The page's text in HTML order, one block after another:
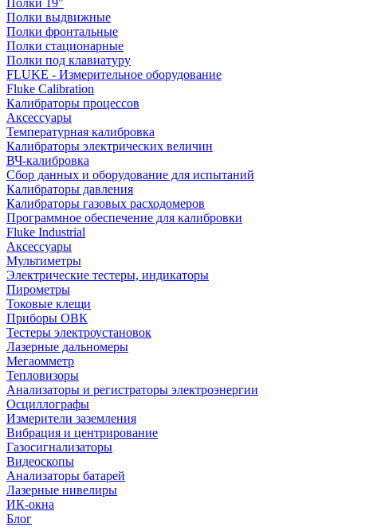
Полки 19"
Полки выдвижные
Полки фронтальные
Полки стационарные
Полки под клавиатуру
FLUKE - Измерительное оборудование
Fluke Calibration
Калибраторы процессов
Аксессуары
Температурная калибровка
Калибраторы электрических величин
ВЧ-калибровка
Сбор данных и оборудование для испытаний
Калибраторы давления
Калибраторы газовых расходомеров
Программное обеспечение для калибровки
Fluke Industrial
Аксессуары
Мультиметры
Электрические тестеры, индикаторы
Пирометры
Токовые клещи
Приборы ОВК
Тестеры электроустановок
Лазерные дальномеры
Мегаомметр
Тепловизоры
Анализаторы и регистраторы электроэнергии
Осциллографы
Измерители заземления
Вибрация и центрирование
Газосигнализаторы
Видеоскопы
Анализаторы батарей
Лазерные нивелиры
ИК-окна
Блог